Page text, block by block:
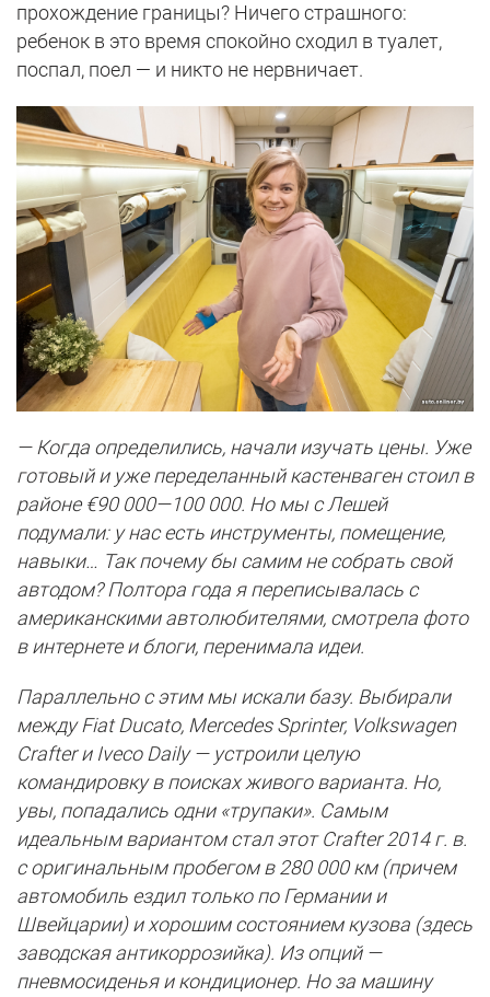
прохождение границы? Ничего страшного:
ребенок в это время спокойно сходил в туалет,
поспал, поел — и никто не нервничает.
— Когда определились, начали изучать цены. Уже
готовый и уже переделанный кастенваген стоил в
районе €90 000—100 000. Но мы с Лешей
подумали: у нас есть инструменты, помещение,
навыки… Так почему бы самим не собрать свой
автодом? Полтора года я переписывалась с
американскими автолюбителями, смотрела фото
в интернете и блоги, перенимала идеи.
Параллельно с этим мы искали базу. Выбирали
между Fiat Ducato, Mercedes Sprinter, Volkswagen
Crafter и Iveco Daily — устроили целую
командировку в поисках живого варианта. Но,
увы, попадались одни «трупаки». Самым
идеальным вариантом стал этот Crafter 2014 г. в.
с оригинальным пробегом в 280 000 км (причем
автомобиль ездил только по Германии и
Швейцарии) и хорошим состоянием кузова (здесь
заводская антикоррозийка). Из опций —
пневмосиденья и кондиционер. Но за машину